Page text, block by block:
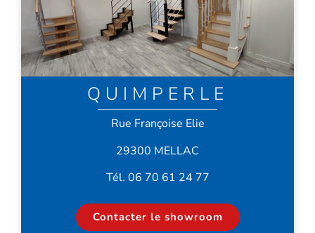
QUIMPERLE
Rue Françoise Elie
29300 MELLAC
Tél. 06 70 61 24 77
Contacter le showroom